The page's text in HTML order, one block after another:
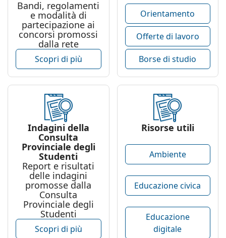
Bandi, regolamenti
e modalità di
partecipazione ai
concorsi promossi
dalla rete
Scopri di più
Orientamento
Offerte di lavoro
Borse di studio
Indagini della
Consulta
Provinciale degli
Studenti
Report e risultati
delle indagini
promosse dalla
Consulta
Provinciale degli
Studenti
Scopri di più
Risorse utili
Ambiente
Educazione civica
Educazione
digitale